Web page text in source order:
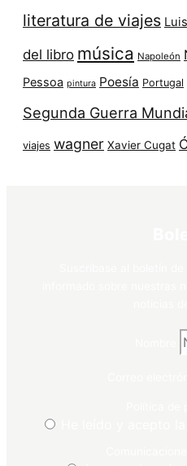
literatura de viajes
del libro música Napoleón
Pessoa pintura Poesía Portugal
Segunda Guerra
viajes wagner Xavier Cugat